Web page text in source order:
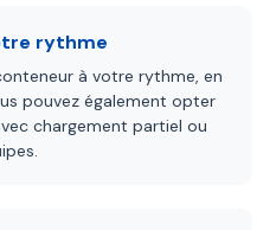
rythme
à votre rythme, en
pouvez également opter
chargement partiel ou